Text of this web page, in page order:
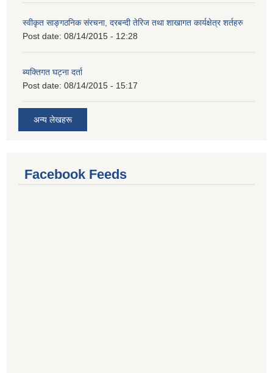
स्वीकृत साङ्गठनिक संरचना, दरबन्दी तेरिज तथा शाखागत कार्यक्षेत्र शर्तहरु
Post date: 08/14/2015 - 12:28
ब्यक्तिगत घट्ना दर्ता
Post date: 08/14/2015 - 15:17
अन्य लेखहरू
Facebook Feeds